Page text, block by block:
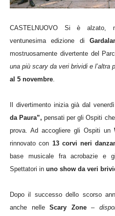
CASTELNUOVO Si è alzato,
ventunesima edizione di
mostruosamente divertente del
una più scary da veri brividi e l’altra
al 5 novembre.
Il divertimento inizia già dal
da Paura”, pensati per gli Ospiti
prova. Ad accogliere gli Ospiti un
rinnovato con 13 corvi neri
base musicale fra acrobazie e
Spettatori in uno show da veri
Dopo il successo dello scorso
anche nelleScary Zone–